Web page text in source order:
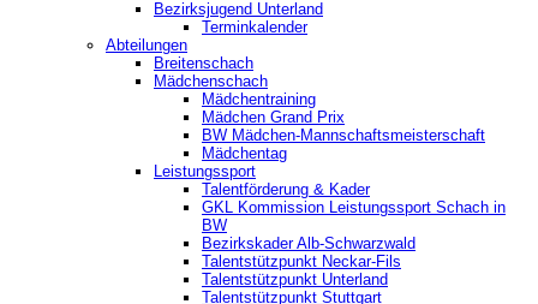
Bezirksjugend Unterland
Terminkalender
Abteilungen
Breitenschach
Mädchenschach
Mädchentraining
Mädchen Grand Prix
BW Mädchen-Mannschaftsmeisterschaft
Mädchentag
Leistungssport
Talentförderung & Kader
GKL Kommission Leistungssport Schach in
BW
Bezirkskader Alb-Schwarzwald
Talentstützpunkt Neckar-Fils
Talentstützpunkt Unterland
Talentstützpunkt Stuttgart